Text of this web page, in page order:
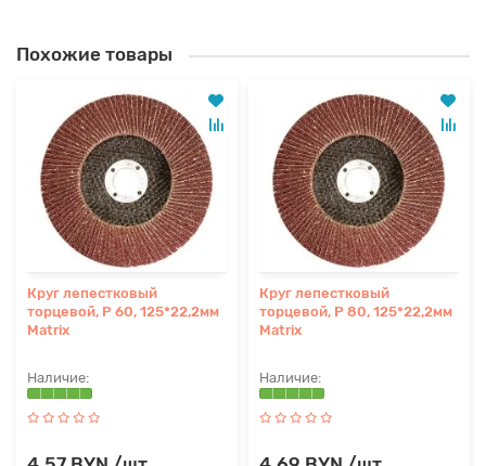
Похожие товары
Круг лепестковый
торцевой, P 60, 125*22,2мм
Matrix
Круг лепестковый
торцевой, P 80, 125*22,2мм
Matrix